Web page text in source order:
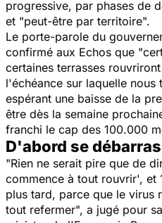
progressive, par phases de
et "peut-être par territoire".
Le porte-parole du
confirmé aux Echos que
certaines terrasses
l'échéance sur laquelle
espérant une baisse de la
être dès la semaine
franchi le cap des 100.000
D'abord se
"Rien ne serait pire que de
commence à tout rouvrir', et
plus tard, parce que le virus
tout refermer", a jugé pour